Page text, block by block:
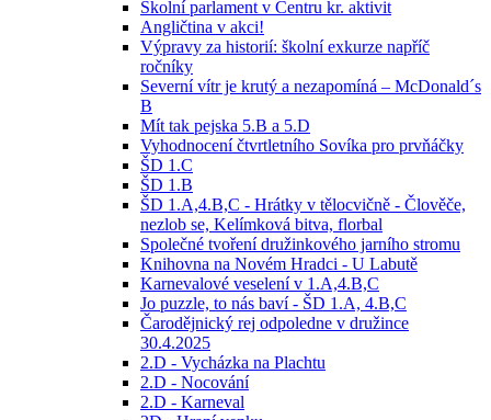
Školní parlament v Centru kr. aktivit
Angličtina v akci!
Výpravy za historií: školní exkurze napříč
ročníky
Severní vítr je krutý a nezapomíná – McDonald´s
B
Mít tak pejska 5.B a 5.D
Vyhodnocení čtvrtletního Sovíka pro prvňáčky
ŠD 1.C
ŠD 1.B
ŠD 1.A,4.B,C - Hrátky v tělocvičně - Člověče,
nezlob se, Kelímková bitva, florbal
Společné tvoření družinkového jarního stromu
Knihovna na Novém Hradci - U Labutě
Karnevalové veselení v 1.A,4.B,C
Jo puzzle, to nás baví - ŠD 1.A, 4.B,C
Čarodějnický rej odpoledne v družince
30.4.2025
2.D - Vycházka na Plachtu
2.D - Nocování
2.D - Karneval